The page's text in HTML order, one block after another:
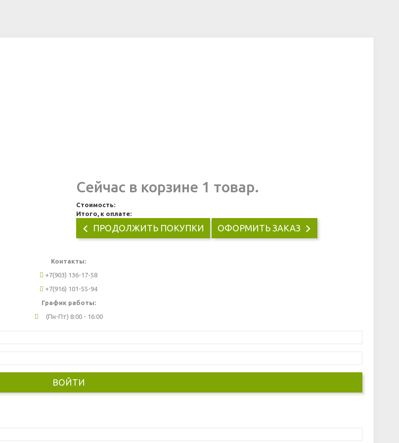
Сейчас в корзине 1 товар.
Стоимость:
Итого, к оплате:
ПРОДОЛЖИТЬ ПОКУПКИ ОФОРМИТЬ ЗАКАЗ
Контакты:
+7(903) 136-17-58
+7(916) 101-55-94
График работы:
(Пн-Пт) 8:00 - 16:00
ВОЙТИ